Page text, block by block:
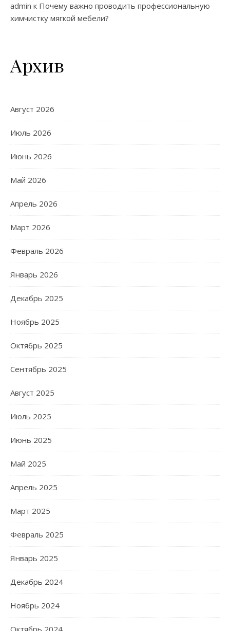
admin к Почему важно проводить профессиональную
химчистку мягкой мебели?
Архив
Август 2026
Июль 2026
Июнь 2026
Май 2026
Апрель 2026
Март 2026
Февраль 2026
Январь 2026
Декабрь 2025
Ноябрь 2025
Октябрь 2025
Сентябрь 2025
Август 2025
Июль 2025
Июнь 2025
Май 2025
Апрель 2025
Март 2025
Февраль 2025
Январь 2025
Декабрь 2024
Ноябрь 2024